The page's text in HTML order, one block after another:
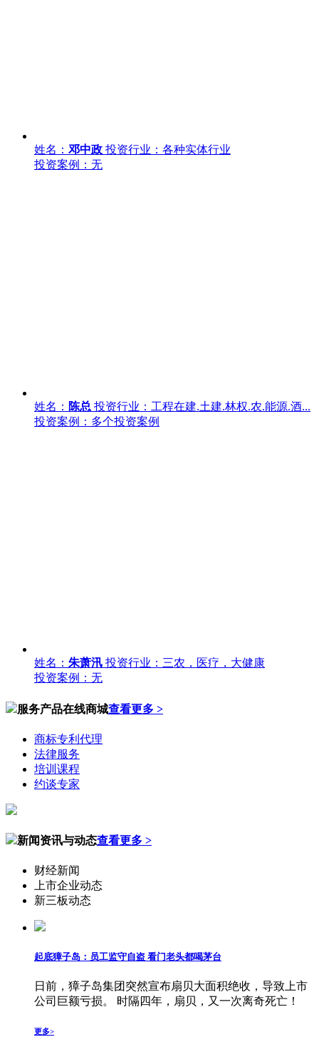
姓名： 邓中政 投资行业：各种实体行业
投资案例：无
姓名： 陈总 投资行业：工程在建.土建.林权.农.能源.酒...
投资案例：多个投资案例
姓名： 朱萧汛 投资行业：三农，医疗，大健康
投资案例：无
服务产品在线商城查看更多 >
商标专利代理
法律服务
培训课程
约谈专家
新闻资讯与动态查看更多 >
财经新闻
上市企业动态
新三板动态
起底獐子岛：员工监守自盗 看门老头都喝茅台
日前，獐子岛集团突然宣布扇贝大面积绝收，导致上市
公司巨额亏损。 时隔四年，扇贝，又一次离奇死亡！
更多>